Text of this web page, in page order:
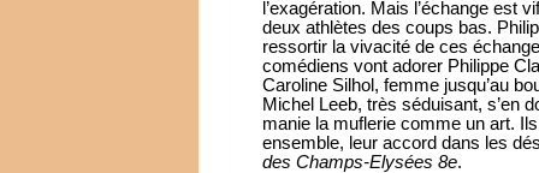
l’exagération. Mais l’échange est
deux athlètes des coups bas.
ressortir la vivacité de ces
comédiens vont adorer Philippe
Caroline Silhol, femme jusqu’au
Michel Leeb, très séduisant, s’en
manie la muflerie comme un art.
ensemble, leur accord dans les
des Champs-Elysées 8e.